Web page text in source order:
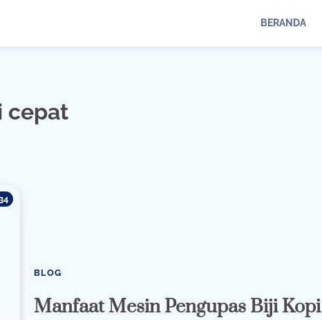
BERANDA
cepat
BLOG
Manfaat Mesin Pengupas Biji Kopi